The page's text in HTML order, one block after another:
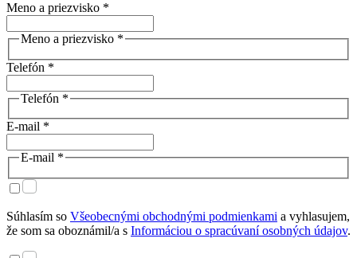
Meno a priezvisko *
Meno a priezvisko *
Telefón *
Telefón *
E-mail *
E-mail *
Súhlasím so Všeobecnými obchodnými podmienkami a vyhlasujem,
že som sa oboznámil/a s Informáciou o spracúvaní osobných údajov.